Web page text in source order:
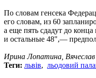
По словам генсека
его словам, из 60
а еще пять сдадут до
и остальные 48",—
Ирина Лопатина,
Теги: львів, льодовий